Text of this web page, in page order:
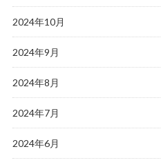
2024年10月
2024年9月
2024年8月
2024年7月
2024年6月